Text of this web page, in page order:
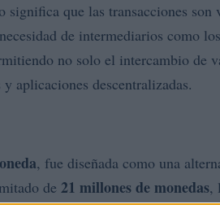
que las transacciones son
de intermediarios como
no solo el intercambio de
aplicaciones descentralizadas.
, fue diseñada como una
de 21 millones de monedas,
su volatilidad, Bitcoin ha sido